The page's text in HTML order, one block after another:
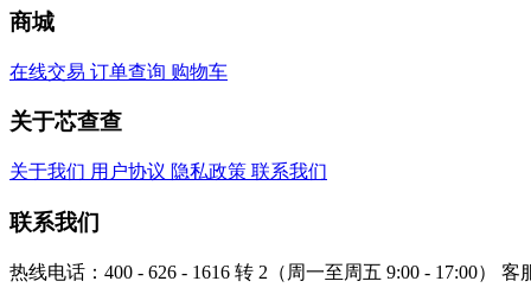
商城
在线交易 订单查询 购物车
关于芯查查
关于我们 用户协议 隐私政策 联系我们
联系我们
热线电话：400 - 626 - 1616 转 2（周一至周五 9:00 - 17:00） 客